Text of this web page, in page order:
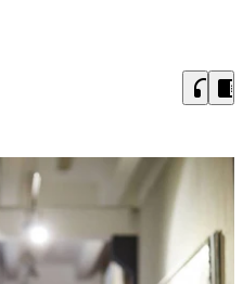
headphones chrome_reader_mode